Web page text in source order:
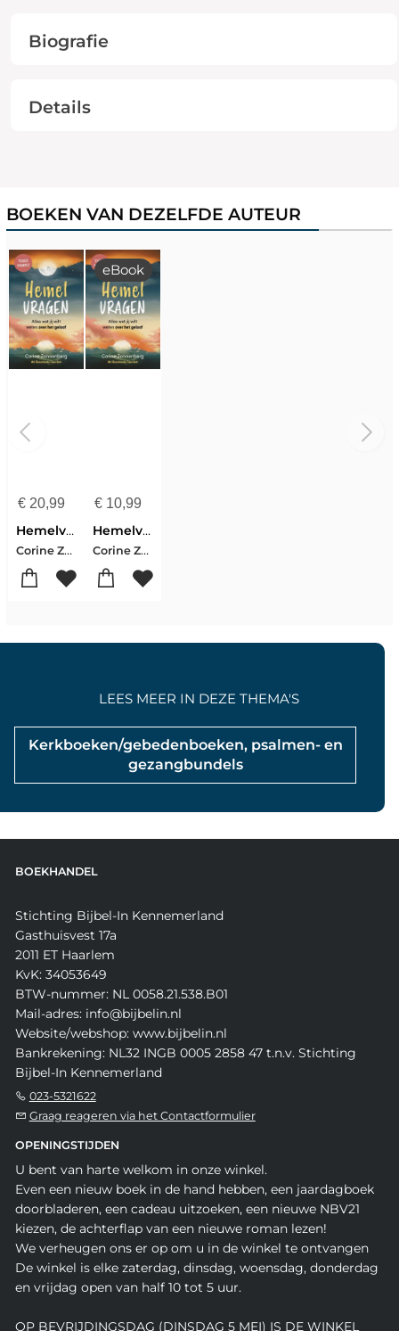
Biografie
Details
BOEKEN VAN DEZELFDE AUTEUR
€20,99
Hemelvragen
Corine Zonnenberg
€10,99
eBook
Hemelvragen
Corine Zonnenberg
Kerkboeken/gebedenboeken, psalmen- en
gezangbundels
LEES MEER IN DEZE THEMA'S
BOEKHANDEL
Stichting Bijbel-In Kennemerland
Gasthuisvest 17a
2011 ET Haarlem
KvK: 34053649
BTW-nummer: NL 0058.21.538.B01
Mail-adres: info@bijbelin.nl
Website/webshop: www.bijbelin.nl
Bankrekening: NL32 INGB 0005 2858 47 t.n.v. Stichting
Bijbel-In Kennemerland
023-5321622
Graag reageren via het Contactformulier
OPENINGSTIJDEN
U bent van harte welkom in onze winkel.
Even een nieuw boek in de hand hebben, een jaardagboek
doorbladeren, een cadeau uitzoeken, een nieuwe NBV21
kiezen, de achterflap van een nieuwe roman lezen!
We verheugen ons er op om u in de winkel te ontvangen
De winkel is elke zaterdag, dinsdag, woensdag, donderdag
en vrijdag open van half 10 tot 5 uur.
OP BEVRIJDINGSDAG (DINSDAG 5 MEI) IS DE WINKEL